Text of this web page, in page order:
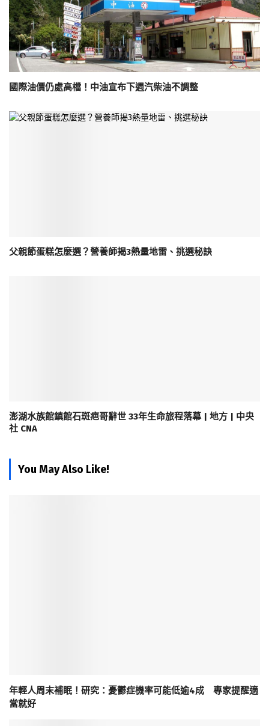
國際油價仍處高檔！中油宣布下週汽柴油不調整
父親節蛋糕怎麼選？營養師揭3熱量地雷、挑選秘訣
澎湖水族館鎮館石斑疤哥辭世 33年生命旅程落幕 | 地方 | 中央
社 CNA
You May Also Like!
年輕人周末補眠！研究：憂鬱症機率可能低逾4成 專家提醒適
當就好